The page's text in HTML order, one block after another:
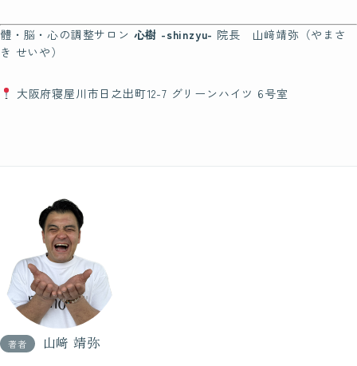
體・脳・心の調整サロン 心樹 -shinzyu- 院長 山﨑靖弥（やまさ
き せいや）
大阪府寝屋川市日之出町12-7 グリーンハイツ 6号室
著者 山﨑 靖弥